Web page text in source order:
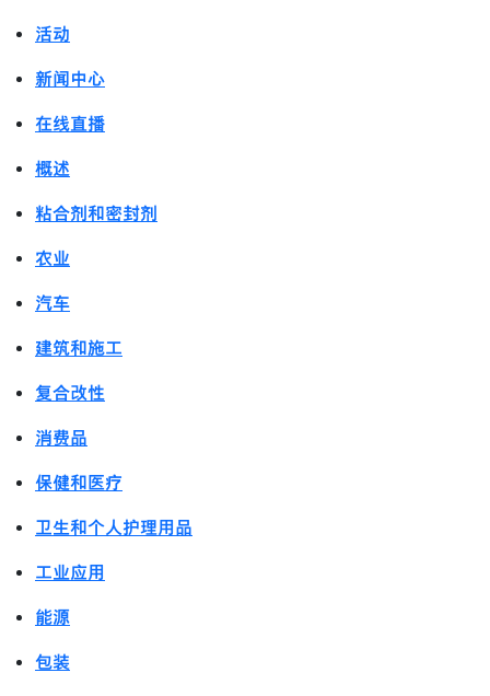
活动
新闻中心
在线直播
概述
粘合剂和密封剂
农业
汽车
建筑和施工
复合改性
消费品
保健和医疗
卫生和个人护理用品
工业应用
能源
包装